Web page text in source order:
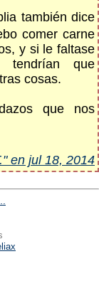
también dice
comer carne
y si le faltase
que
cosas.
que nos
en jul 18, 2014